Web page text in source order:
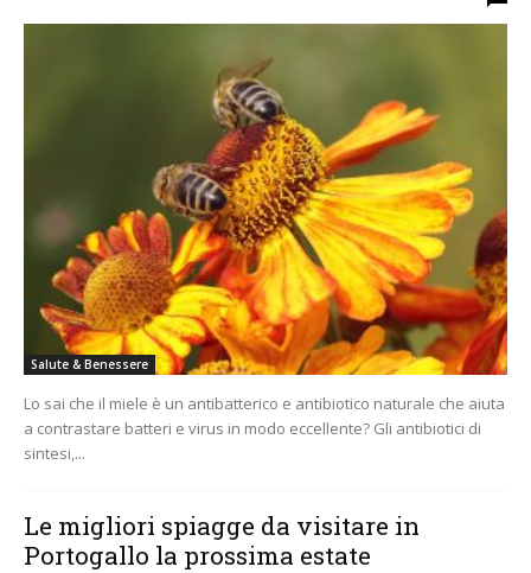
Salute & Benessere
Lo sai che il miele è un antibatterico e antibiotico naturale che aiuta
a contrastare batteri e virus in modo eccellente? Gli antibiotici di
sintesi,...
Le migliori spiagge da visitare in
Portogallo la prossima estate